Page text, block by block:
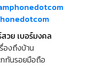
วย เบอร์มงคล
องถึงบ้าน
กันรอยมือถือ